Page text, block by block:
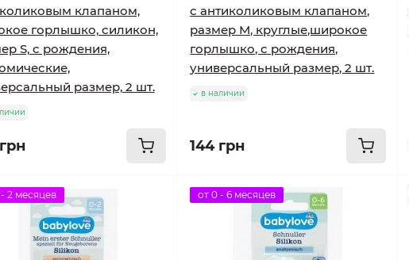
клапаном,
горлышко, силикон,
S, с рождения,
размер, 2 шт.
с антиколиковым клапаном,
размер М, круглые,широкое
горлышко, с рождения,
универсальный размер, 2 шт.
в наличии
144 грн
2 месяцев от 0 - 6 месяцев